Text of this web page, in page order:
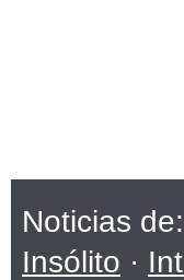
Noticias de:
Insólito ·